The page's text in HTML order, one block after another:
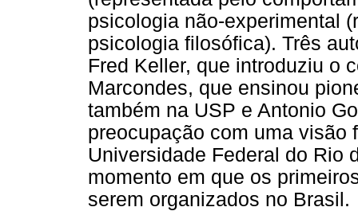
psicologia não-experimental
psicologia filosófica). Três
Fred Keller, que introduziu o
Marcondes, que ensinou
também na USP e Antonio
preocupação com uma
Universidade Federal do Rio
momento em que os
serem organizados no Brasil.